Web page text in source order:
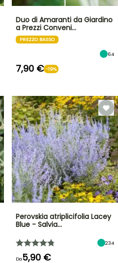
Duo di Amaranti da Giardino
a Prezzi Conveni…
PREZZO BASSO
64
7,90 € -19%
Perovskia atriplicifolia Lacey
Blue - Salvia…
234
Da5,90 €